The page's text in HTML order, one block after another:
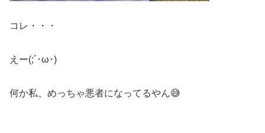
コレ・・・
えー(;´･ω･)
何か私、めっちゃ悪者になってるやん😅